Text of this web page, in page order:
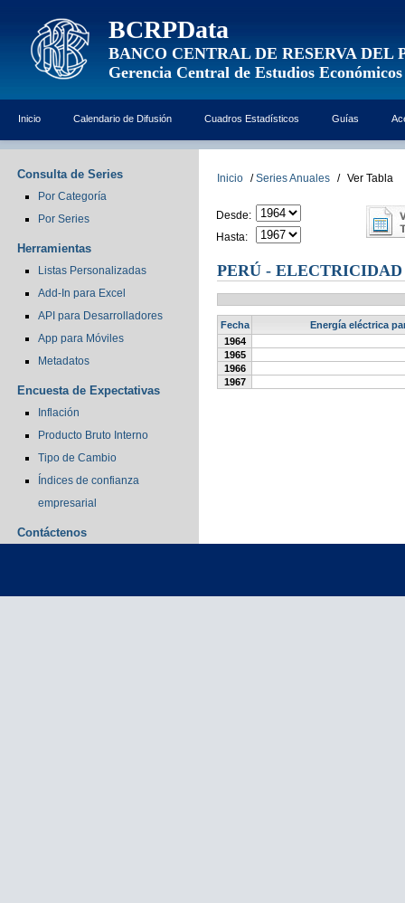
BCRPData
BANCO CENTRAL DE RESERVA DEL
Gerencia Central de Estudios Económicos
Inicio Calendario de Difusión Cuadros Estadísticos Guías
Consulta de Series
Por Categoría
Por Series
Herramientas
Listas Personalizadas
Add-In para Excel
API para Desarrolladores
App para Móviles
Metadatos
Encuesta de Expectativas
Inflación
Producto Bruto Interno
Tipo de Cambio
Índices de confianza
empresarial
Contáctenos
Inicio / Series Anuales / Ver Tabla
Desde:
Hasta:
PERÚ -
Fecha
Energía eléctrica
1964
1965
1966
1967